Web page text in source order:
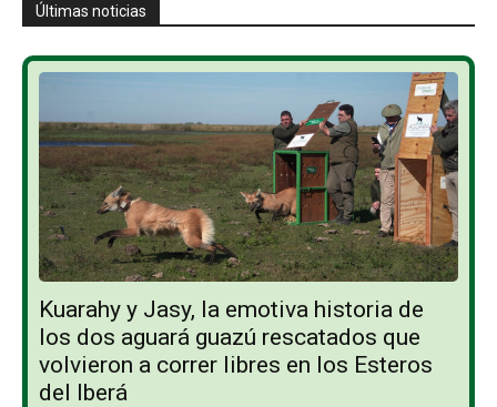
Últimas noticias
Kuarahy y Jasy, la emotiva historia de
los dos aguará guazú rescatados que
volvieron a correr libres en los Esteros
del Iberá